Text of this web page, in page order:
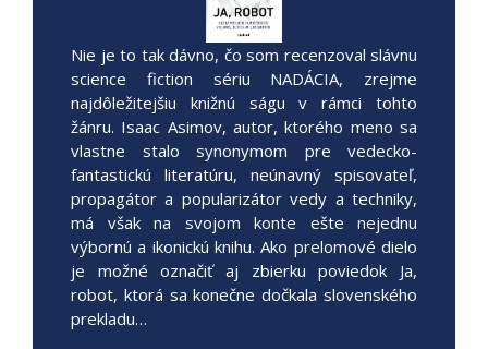
Nie je to tak dávno, čo som recenzoval slávnu
science fiction sériu NADÁCIA, zrejme
najdôležitejšiu knižnú ságu v rámci tohto
žánru. Isaac Asimov, autor, ktorého meno sa
vlastne stalo synonymom pre vedecko-
fantastickú literatúru, neúnavný spisovateľ,
propagátor a popularizátor vedy a techniky,
má však na svojom konte ešte nejednu
výbornú a ikonickú knihu. Ako prelomové dielo
je možné označiť aj zbierku poviedok Ja,
robot, ktorá sa konečne dočkala slovenského
prekladu…